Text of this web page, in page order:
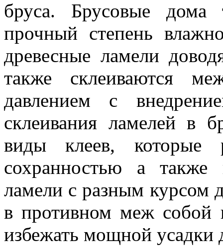
бруса. Брусовые дома
прочный степень
древесные ламели
также склеиваются
давлением с
склеивания ламелей в
виды клеев, которые
сохранностью а
ламели с разным курсом
в противном меж собой
избежать мощной усадки